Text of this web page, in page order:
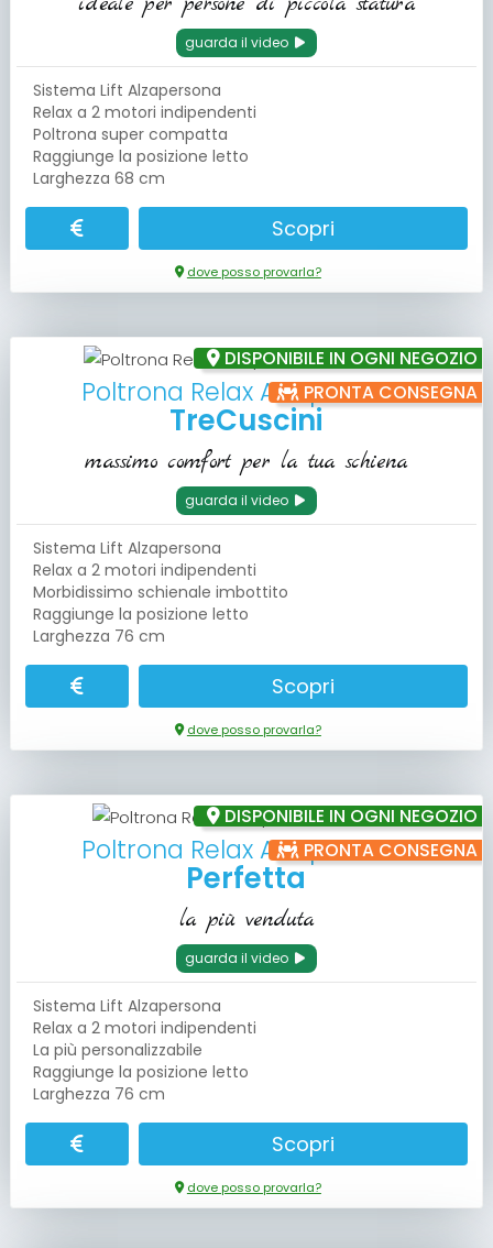
guarda il video
Sistema Lift Alzapersona
Relax a 2 motori indipendenti
Poltrona super compatta
Raggiunge la posizione letto
Larghezza 68 cm
Scopri
dove posso provarla?
DISPONIBILE IN OGNI NEGOZIO
PRONTA CONSEGNA
Poltrona Relax Alzapersona
TreCuscini
massimo comfort per la tua schiena
guarda il video
Sistema Lift Alzapersona
Relax a 2 motori indipendenti
Morbidissimo schienale imbottito
Raggiunge la posizione letto
Larghezza 76 cm
Scopri
dove posso provarla?
DISPONIBILE IN OGNI NEGOZIO
PRONTA CONSEGNA
Poltrona Relax Alzapersona
Perfetta
la più venduta
guarda il video
Sistema Lift Alzapersona
Relax a 2 motori indipendenti
La più personalizzabile
Raggiunge la posizione letto
Larghezza 76 cm
Scopri
dove posso provarla?